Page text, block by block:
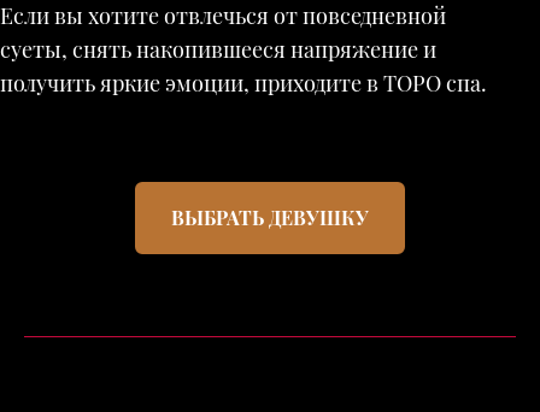
Если вы хотите отвлечься от повседневной
суеты, снять накопившееся напряжение и
получить яркие эмоции, приходите в ТОРО спа.
ВЫБРАТЬ ДЕВУШКУ